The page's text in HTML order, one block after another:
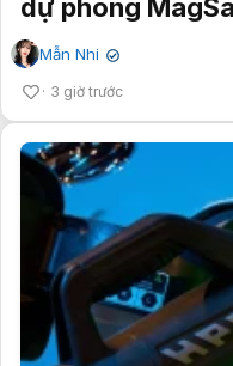
dự phòng
Mẫn Nhi ✔
3 giờ trước